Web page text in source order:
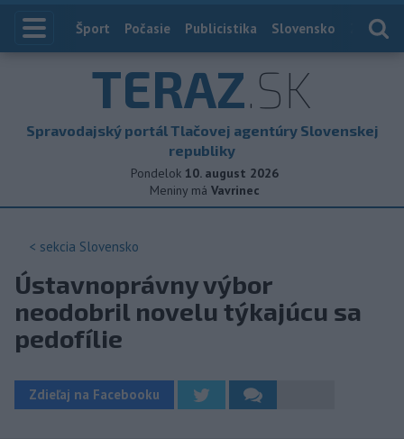
Index
Šport Počasie Publicistika Slovensko
TERAZ.SK
Spravodajský portál Tlačovej agentúry Slovenskej
republiky
Pondelok 10. august 2026
Meniny má Vavrinec
< sekcia Slovensko
Ústavnoprávny výbor
neodobril novelu týkajúcu sa
pedofílie
Zdieľaj na Facebooku